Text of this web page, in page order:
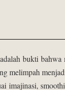
bukti bahwa
melimpah
imajinasi,